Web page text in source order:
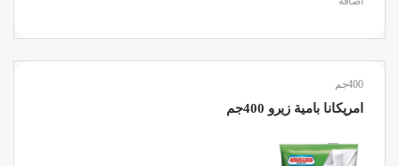
400جم
امريكانا بامية زيرو 400جم